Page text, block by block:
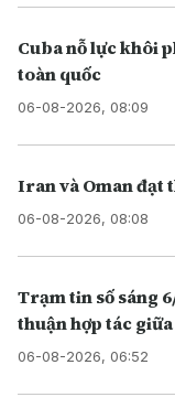
Cuba nỗ lực khôi
toàn quốc
06-08-2026, 08:09
Iran và Oman đạt
06-08-2026, 08:08
Trạm tin số sáng
thuận hợp tác
06-08-2026, 06:52